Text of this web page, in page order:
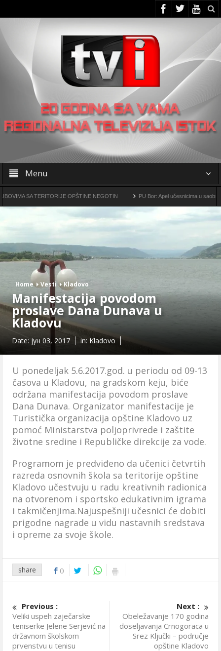
Menu
SA TERITORIJE OPŠTINE NEGOTIN PU Bor: Apel učesnicima u saobraćaju da
Home Vesti Kladovo
Manifestacija povodom
proslave Dana Dunava u
Kladovu
Date: јун 03, 2017 in: Kladovo
U ponedeljak 5.6.2017.god. u periodu od 09-13
časova u Kladovu, na gradskom keju, biće
održana manifestacija povodom proslave
Dana Dunava. Organizator manifestacije je
Turistička organizacija opštine Kladovo uz
pomoć Ministarstva poljoprivrede i zaštite
životne sredine i Republičke direkcije za vode.
Programom je predviđeno da učenici četvrtih
razreda osnovnih škola sa teritorije opštine
Kladovo učestvuju u radu kreativnih radionica
na otvorenom i sportsko edukativnim igrama
i takmičenjima.Najuspešniji učesnici će dobiti
prigodne nagrade u vidu nastavnih sredstava
i opreme za svoje škole.
share 0
Previous :
Veliki uspeh zaječarske
teniserke Jelene Serjević na
državnom školskom
prvenstvu u tenisu
Next :
Obeležavanje 170 godina
doseljavanja Crnogoraca u
Srez Ključki – područje
opštine Kladovo